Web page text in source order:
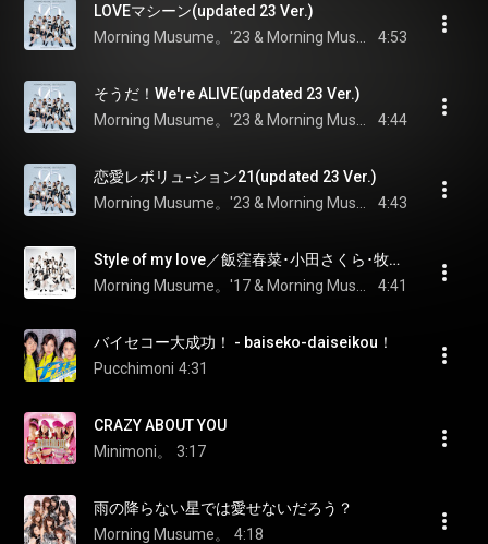
LOVEマシーン(updated 23 Ver.)
4:53
そうだ！We're ALIVE(updated 23 Ver.)
4:44
恋愛レボリュ-ション21(updated 23 Ver.)
4:43
Style of my love／飯窪春菜･小田さくら･牧野真莉愛
4:41
バイセコー大成功！ - baiseko-daiseikou！
Pucchimoni 4:31
CRAZY ABOUT YOU
Minimoni。
3:17
雨の降らない星では愛せないだろう？
Morning Musume。
4:18